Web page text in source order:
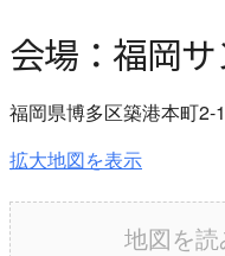
会場：福岡
福岡県博多区築港本町2-
拡大地図を表示
地図を